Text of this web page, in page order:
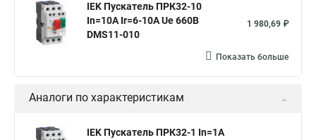
IEK Пускатель ПРК32-10
In=10A Ir=6-10A Ue 660В
DMS11-010
1 980,69 ₽
Показать больше
Аналоги по характеристикам
IEK Пускатель ПРК32-1 In=1A